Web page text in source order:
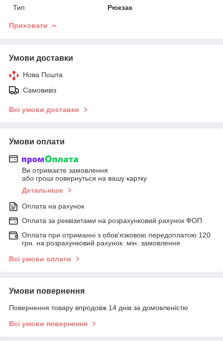
Тип
Рюкзак
Приховати
Умови доставки
Нова Пошта
Самовивіз
Всі умови доставки
Умови оплати
Ви отримаєте замовлення
або гроші повернуться на вашу картку
Детальніше
Оплата на рахунок
Оплата за реквізитами на розрахунковий рахунок ФОП
Оплата при отриманні з обов'язковою передоплатою 120
грн. на розрахунковий рахунок. мін. замовлення
Всі умови оплати
Умови повернення
Повернення товару впродовж 14 днів за домовленістю
Всі умови повернення